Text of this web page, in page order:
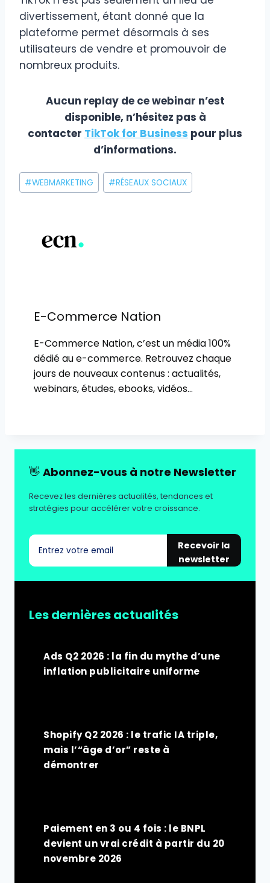
divertissement, étant donné que la
plateforme permet désormais à ses
utilisateurs de vendre et promouvoir de
nombreux produits.
Aucun replay de ce webinar n’est
disponible, n’hésitez pas à
contacter TikTok for Business pour plus
d’informations.
Étiquettes
de
#WEBMARKETING #RÉSEAUX SOCIAUX
E-Commerce Nation
E-Commerce Nation, c’est un média 100%
dédié au e-commerce. Retrouvez chaque
jours de nouveaux contenus : actualités,
webinars, études, ebooks, vidéos…
👋 Abonnez-vous à notre Newsletter
Recevez les dernières actualités, tendances et
stratégies pour accélérer votre croissance.
Recevoir la
newsletter
Les dernières actualités
Ads Q2 2026 : la fin du mythe d’une
inflation publicitaire uniforme
Shopify Q2 2026 : le trafic IA triple,
mais l’“âge d’or” reste à
démontrer
Paiement en 3 ou 4 fois : le BNPL
devient un vrai crédit à partir du 20
novembre 2026